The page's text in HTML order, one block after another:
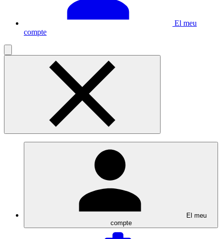
El meu
compte
El meu
compte